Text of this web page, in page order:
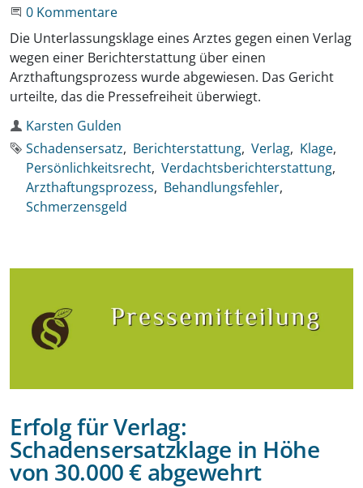
Beginne eine Unterhaltung
0 Kommentare
Die Unterlassungsklage eines Arztes gegen einen Verlag
wegen einer Berichterstattung über einen
Arzthaftungsprozess wurde abgewiesen. Das Gericht
urteilte, das die Pressefreiheit überwiegt.
Autor
Karsten Gulden
Schlagworte
Schadensersatz Berichterstattung Verlag Klage
Persönlichkeitsrecht Verdachtsberichterstattung
Arzthaftungsprozess
Behandlungsfehler
Schmerzensgeld
Erfolg für Verlag:
Schadensersatzklage in Höhe
von 30.000 € abgewehrt